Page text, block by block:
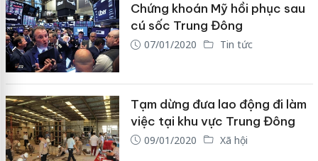
Chứng khoán Mỹ hồi phục sau
cú sốc Trung Đông
07/01/2020 Tin tức
Tạm dừng đưa lao động đi làm
việc tại khu vực Trung Đông
09/01/2020 Xã hội